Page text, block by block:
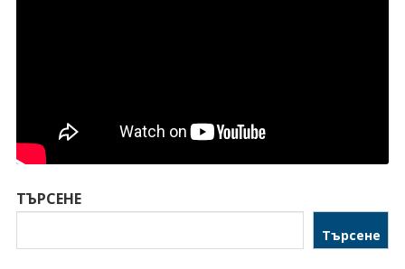
ТЪРСЕНЕ
Търсене